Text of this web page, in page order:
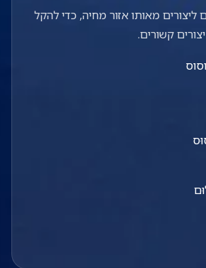
ליצורים מאותו אזור מחיה, כדי להקל
קשורים.